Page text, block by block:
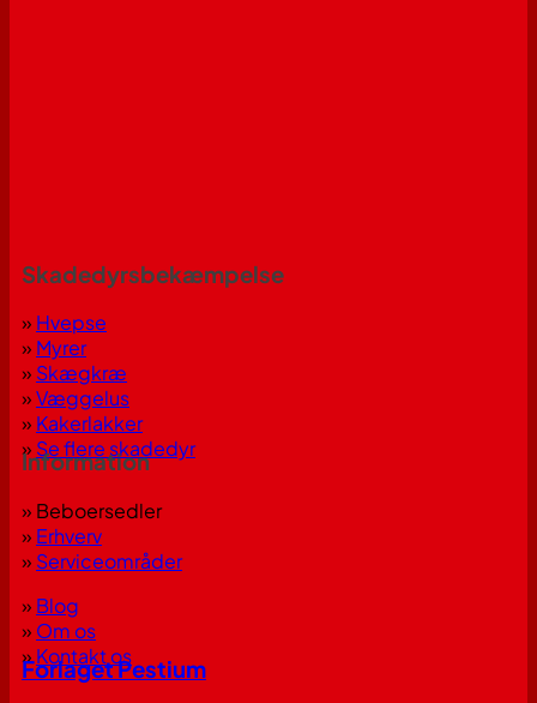
Skadedyrsbekæmpelse
» Hvepse
» Myrer
» Skægkræ
»Væggelus
» Kakerlakker
» Se flere skadedyr
Information
» Beboersedler
» Erhverv
» Serviceområder
» Blog
» Om os
»Kontakt os
Forlaget Pestium